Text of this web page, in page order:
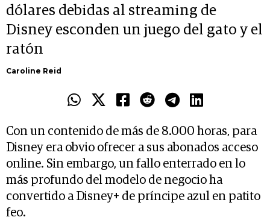
dólares debidas al streaming de
Disney esconden un juego del gato y el
ratón
Caroline Reid
Con un contenido de más de 8.000 horas, para
Disney era obvio ofrecer a sus abonados acceso
online. Sin embargo, un fallo enterrado en lo
más profundo del modelo de negocio ha
convertido a Disney+ de príncipe azul en patito
feo.